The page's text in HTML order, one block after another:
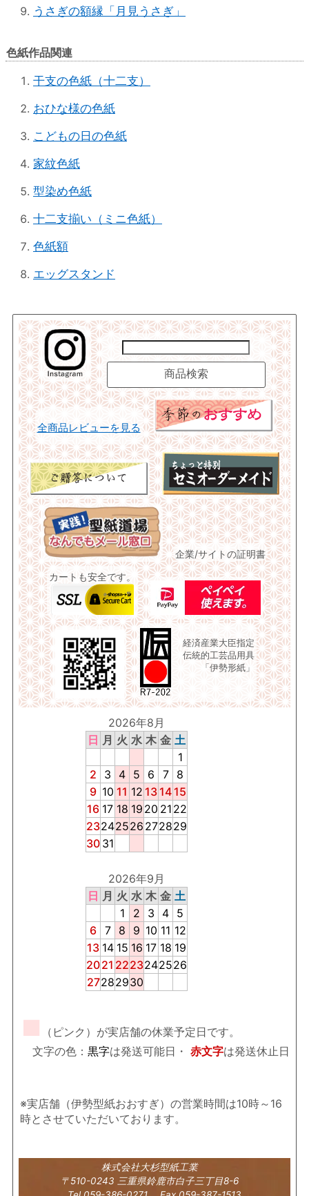
うさぎの額縁「月見うさぎ」
色紙作品関連
干支の色紙（十二支）
おひな様の色紙
こどもの日の色紙
家紋色紙
型染め色紙
十二支揃い（ミニ色紙）
色紙額
エッグスタンド
全商品レビューを見る
企業/サイトの証明書
カートも安全です。
経済産業大臣指定
伝統的工芸品用具
「伊勢形紙」
2026年8月
日 月 火 水 木 金 土
1
2
3 4 5 6 7
8
9 10 11 12 13 14 15
16 17 18 19 20 21 22
23242526 272829
30 31
2026年9月
日 月 火 水 木 金 土
1
2 3 4 5
6 7 8 9 10 11 12
13 14 15 16 17 18 19
2021 2223242526
27282930
■
（ピンク）が実店舗の休業予定日です。
文字の色： 黒字は発送可能日・ 赤文字は発送休止日
※実店舗（伊勢型紙おおすぎ）の営業時間は10時～16
時とさせていただいております。
株式会社大杉型紙工業
〒510-0243 三重県鈴鹿市白子三丁目8-6